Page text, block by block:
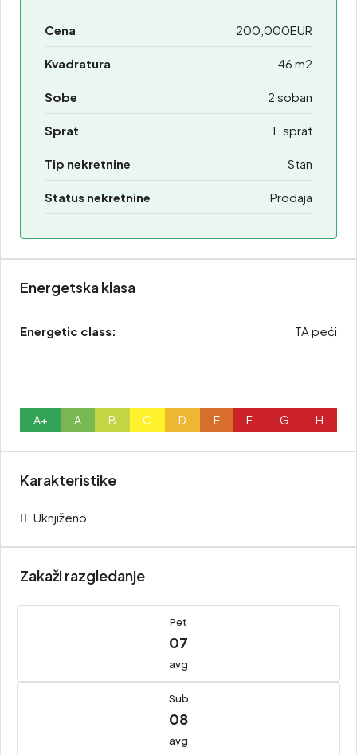
Cena 200,000EUR
Kvadratura 46 m2
Sobe 2 soban
Sprat 1. sprat
Tip nekretnine Stan
Status nekretnine Prodaja
Energetska klasa
Energetic class: TA peći
A+ A B C D E F G H
Karakteristike
Uknjiženo
Zakaži razgledanje
Pet
07
avg
Sub
08
avg